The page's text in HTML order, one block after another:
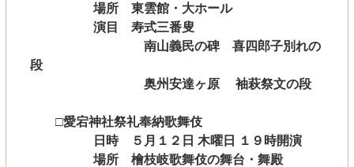
場所 東雲館・大ホール
演目 寿式三番叟
南山義民の碑 喜四郎子別れの
段
奥州安達ヶ原 袖萩祭文の段
□愛宕神社祭礼奉納歌舞伎
日時 ５月１２日 木曜日 １９時開演
場所 檜枝岐歌舞伎の舞台・舞殿